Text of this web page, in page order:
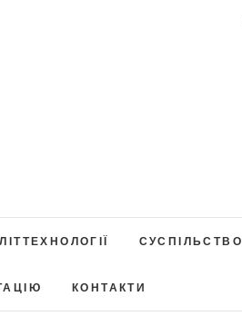
СУСПІЛЬСТВО
КОНТАКТИ